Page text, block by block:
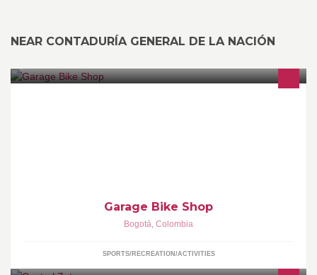
NEAR CONTADURÍA GENERAL DE LA NACIÓN
Garage Bike Shop
Bogotá, Colombia
SPORTS/RECREATION/ACTIVITIES